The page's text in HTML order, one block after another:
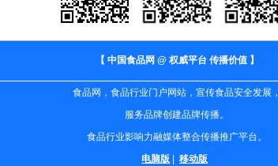
【 中国食品网 @ 权威平台 传播价值 】
食品网，食品行业门户网站，宣传食品安全发展，
服务品牌创建品牌传播。
食品行业影响力融媒体整合传播推广平台。
电脑版| 移动版